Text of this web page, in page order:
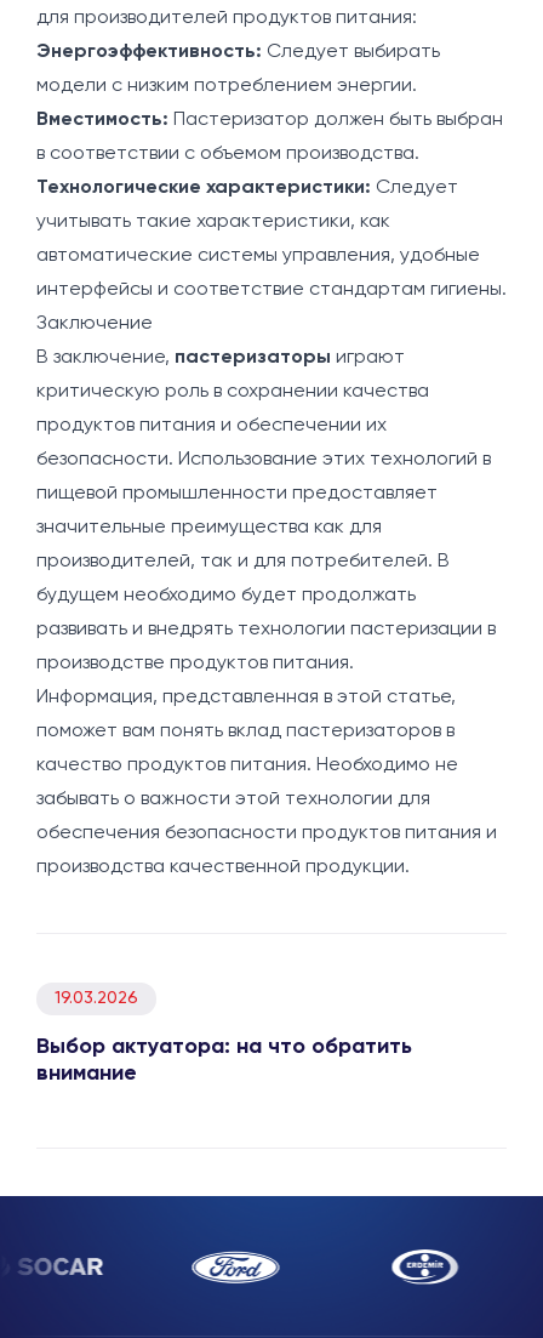
для производителей продуктов питания:
Энергоэффективность: Следует выбирать
модели с низким потреблением энергии.
Вместимость: Пастеризатор должен быть выбран
в соответствии с объемом производства.
Технологические характеристики: Следует
учитывать такие характеристики, как
автоматические системы управления, удобные
интерфейсы и соответствие стандартам гигиены.
Заключение
В заключение, пастеризаторы играют
критическую роль в сохранении качества
продуктов питания и обеспечении их
безопасности. Использование этих технологий в
пищевой промышленности предоставляет
значительные преимущества как для
производителей, так и для потребителей. В
будущем необходимо будет продолжать
развивать и внедрять технологии пастеризации в
производстве продуктов питания.
Информация, представленная в этой статье,
поможет вам понять вклад пастеризаторов в
качество продуктов питания. Необходимо не
забывать о важности этой технологии для
обеспечения безопасности продуктов питания и
производства качественной продукции.
19.03.2026
Выбор актуатора: на что обратить
внимание